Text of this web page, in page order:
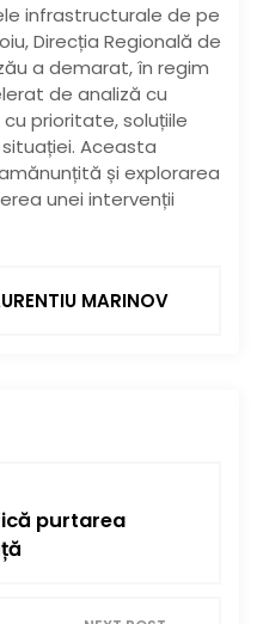
infrastructurale de pe
Direcția Regională de
a demarat, în regim
de analiză cu
prioritate, soluțiile
Aceasta
și explorarea
unei intervenții
MARINOV
purtarea